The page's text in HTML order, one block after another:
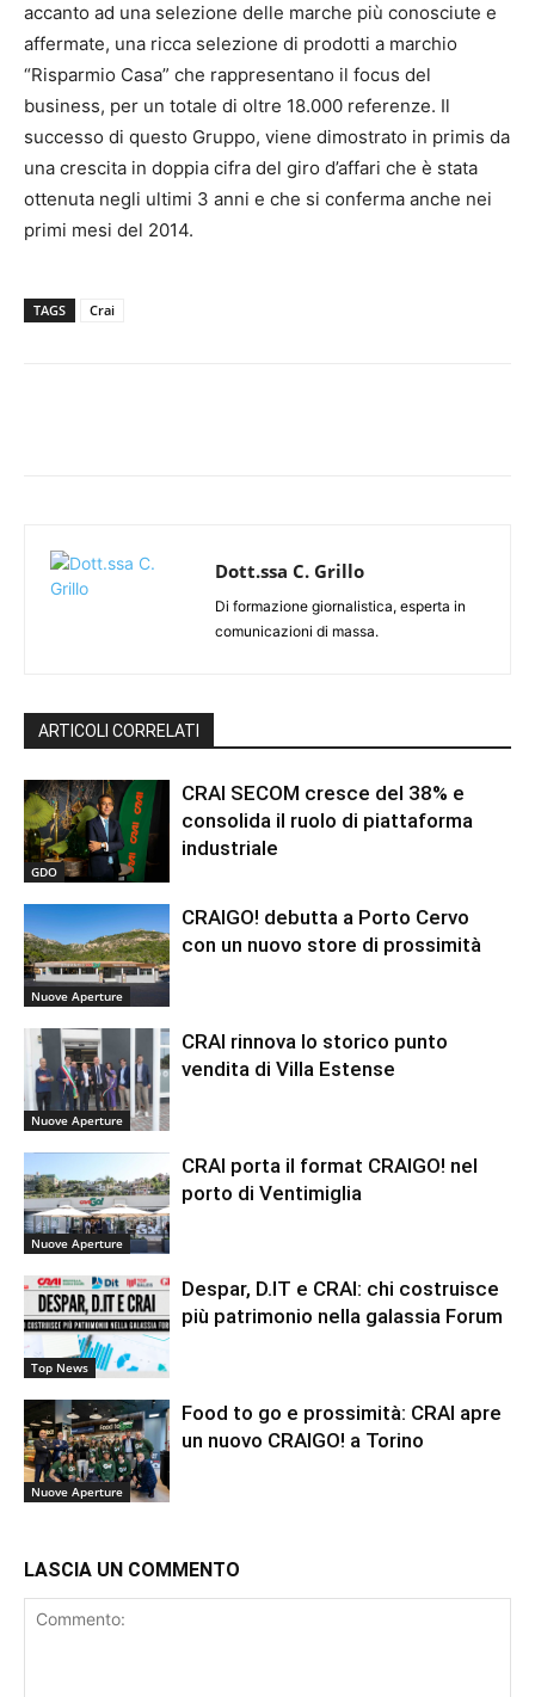
accanto ad una selezione delle marche più conosciute e
affermate, una ricca selezione di prodotti a marchio
“Risparmio Casa” che rappresentano il focus del
business, per un totale di oltre 18.000 referenze. Il
successo di questo Gruppo, viene dimostrato in primis da
una crescita in doppia cifra del giro d’affari che è stata
ottenuta negli ultimi 3 anni e che si conferma anche nei
primi mesi del 2014.
TAGS Crai
Dott.ssa C. Grillo
Di formazione giornalistica, esperta in
comunicazioni di massa.
ARTICOLI CORRELATI
GDO
CRAI SECOM cresce del 38% e
consolida il ruolo di piattaforma
industriale
Nuove Aperture
CRAIGO! debutta a Porto Cervo
con un nuovo store di prossimità
Nuove Aperture
CRAI rinnova lo storico punto
vendita di Villa Estense
Nuove Aperture
CRAI porta il format CRAIGO! nel
porto di Ventimiglia
Top News
Despar, D.IT e CRAI: chi costruisce
più patrimonio nella galassia Forum
Nuove Aperture
Food to go e prossimità: CRAI apre
un nuovo CRAIGO! a Torino
LASCIA UN COMMENTO